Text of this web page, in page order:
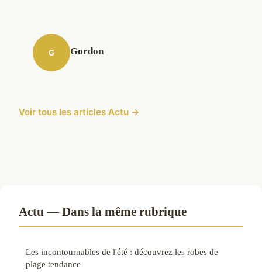
G Gordon
Voir tous les articles Actu →
Actu — Dans la même rubrique
Les incontournables de l'été : découvrez les robes de
plage tendance